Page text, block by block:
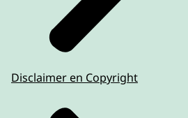
Disclaimer en Copyright